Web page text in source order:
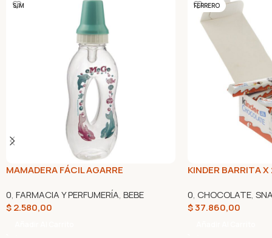
S/M
MAMADERA FÁCIL AGARRE
0, FARMACIA Y PERFUMERÍA, BEBE
$2.580,00
FERRERO
KINDER BARRITA
0, CHOCOLATE,
$37.860,00